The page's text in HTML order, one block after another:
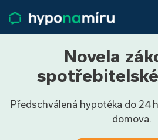
Životní pojištění
Pojištění nemovitosti
Články
800 688 388
9−16 hod.
Novela
Předschválená hypotéka do 24
domova.